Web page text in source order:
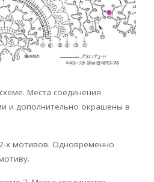
Места соединения
и дополнительно окрашены в
х мотивов. Одновременно